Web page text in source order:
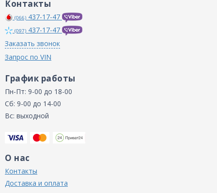
Контакты
(066) 437-17-47
(097) 437-17-47
Заказать звонок
Запрос по VIN
График работы
Пн-Пт: 9-00 до 18-00
Сб: 9-00 до 14-00
Вс: выходной
О нас
Контакты
Доставка и оплата